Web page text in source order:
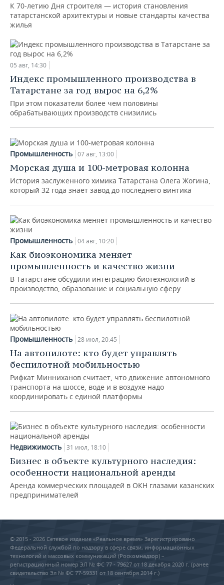
К 70-летию Дня строителя — история становления
татарстанской архитектуры и новые стандарты качества
жилья
05 авг, 14:30
Индекс промышленного производства в
Татарстане за год вырос на 6,2%
При этом показатели более чем половины
обрабатывающих производств снизились
Промышленность 07 авг, 13:00
Морская душа и 100-метровая колонна
История заслуженного химика Татарстана Олега Жогина,
который 32 года знает завод до последнего винтика
Промышленность 04 авг, 10:20
Как биоэкономика меняет
промышленность и качество жизни
В Татарстане обсудили интеграцию биотехнологий в
производство, образование и социальную сферу
Промышленность 28 июл, 20:45
На автопилоте: кто будет управлять
беспилотной мобильностью
Рифкат Минниханов считает, что движение автономного
транспорта на шоссе, воде и в воздухе надо
координировать с единой платформы
Недвижимость 31 июл, 18:10
Бизнес в объекте культурного наследия:
особенности национальной аренды
Аренда коммерческих площадей в ОКН глазами казанских
предпринимателей
© 2015 - 2026 Сетевое издание «Реальное время» Зарегистрировано
Федеральной службой по надзору в сфере связи, информационных
технологий и массовых коммуникаций (Роскомнадзор) –
регистрационный номер ЭЛ № ФС 77 - 79627 от 18 декабря 2020 г. (ранее
свидетельство Эл № ФС 77-59331 от 18 сентября 2014 г.)